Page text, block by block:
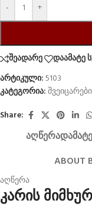
- +
შეადარე
დაამატე
არტიკული:5103
კატეგორია:
Share:
ᲐᲦᲬᲔᲠᲐ
ABOUT
აღწერა
კარის